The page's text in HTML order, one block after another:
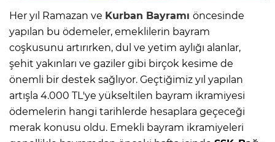
Her yıl Ramazan ve Kurban Bayramı öncesinde
yapılan bu ödemeler, emeklilerin bayram
coşkusunu artırırken, dul ve yetim aylığı alanlar,
şehit yakınları ve gaziler gibi birçok kesime de
önemli bir destek sağlıyor. Geçtiğimiz yıl yapılan
artışla 4.000 TL'ye yükseltilen bayram ikramiyesi
ödemelerin hangi tarihlerde hesaplara geçeceği
merak konusu oldu. Emekli bayram ikramiyeleri